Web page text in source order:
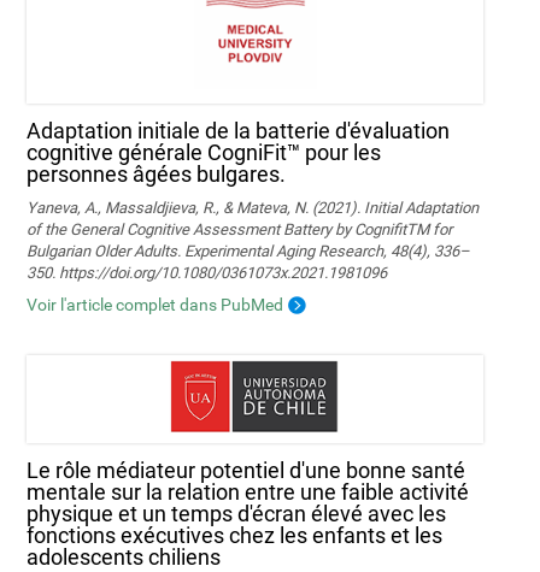
Adaptation initiale de la batterie d'évaluation
cognitive générale CogniFit™ pour les
personnes âgées bulgares.
Yaneva, A., Massaldjieva, R., & Mateva, N. (2021). Initial Adaptation
of the General Cognitive Assessment Battery by CognifitTM for
Bulgarian Older Adults. Experimental Aging Research, 48(4), 336–
350. https://doi.org/10.1080/0361073x.2021.1981096
Voir l'article complet dans PubMed
Le rôle médiateur potentiel d'une bonne santé
mentale sur la relation entre une faible activité
physique et un temps d'écran élevé avec les
fonctions exécutives chez les enfants et les
adolescents chiliens